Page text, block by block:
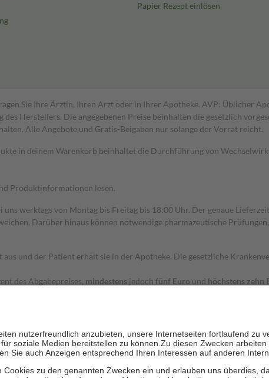
Papier Rezept einlösen
Sie Ihre Ärztin, Ihren Arzt oder in Ihrer Apotheke. AVP: Üblicher
Herstellers. Die angegebenen Preise beinhalten die gesetzlich
Alle Angebote und Gratis-Beigaben nur solange der Vorrat reicht.
in deinem Warenkorb beinhaltet die Durchführung von
Produktinformationen lesen.
werktags von Montag bis Freitag bis 18:00 Uhr. Der genaue
Darüber hinaus können notwendige pharmazeutische
und der Patient erhält sie in der Apotheke. Die gesetzliche
des Abgabepreises, mindestens jedoch fünf Euro und höchstens zehn
und die besondere Stellung der Familie zu unterstützen, fallen
der Fahrkosten
getragen werden